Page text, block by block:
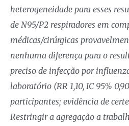
heterogeneidade para esses
de N95/P2 respiradores em
médicas/cirúrgicas
nenhuma diferença para o
preciso de infecção por
laboratório (RR 1,10, IC 95%
participantes; evidência de
Restringir a agregação a